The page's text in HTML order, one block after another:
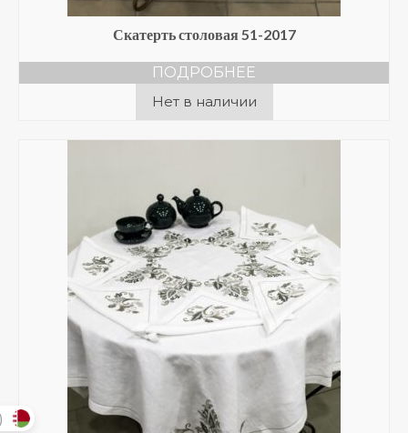
Скатерть столовая 51-2017
ПОДРОБНЕЕ
Нет в наличии